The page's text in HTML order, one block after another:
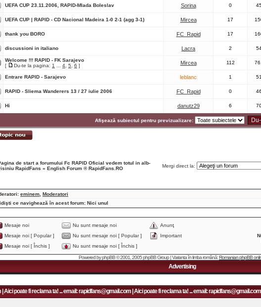
UEFA CUP 23.11.2006, RAPID-Mlada Boleslav Sorina 0
UEFA CUP | RAPID - CD Nacional Madeira 1-0 2-1 (agg 3-1) Mircea 17
thank you BORO FC_Rapid 17
discussioni in italiano Lacra 2
Welcome !!! RAPID - FK Sarajevo
[
Du-te la pagina: 1 4 5 6 ] Mircea 112
Entrare RAPID - Sarajevo leblanc 1
RAPID - Sliema Wanderers 13 / 27 iulie 2006 FC_Rapid 0
Hi danutz29 6
Afişează subiectul pentru previzualizare:
de start a forumului Fc RAPID Oficial vedem totul in alb-
RapidFans » English Forum ® RapidFans.RO Mergi direct la:
eminem Moderatori
ce navighează în acest forum: Nici unul
Mesaje noi Nu sunt mesaje noi
Anunţ
Mesaje noi [ Popular ]
Nu sunt mesaje noi [ Popular ]
Important
Mesaje noi [ Închis ]
Nu sunt mesaje noi [ Închis ]
Powered byphpBB© 2001, 2005 phpBB Group | Varianta în limba română:Romanian phpBB
Advertising
fi reclama ta! ... email: rapidfans@gmail.com | Aici poate fi reclama ta! ... email: rapidfans@gmail.com